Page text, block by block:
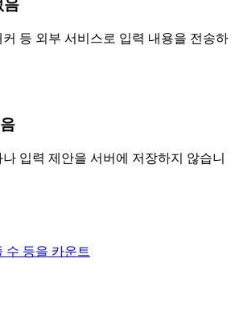
음
등 외부 서비스로 입력 내용을 전송하
입력 제안을 서버에 저장하지 않습니
수 등을 카운트